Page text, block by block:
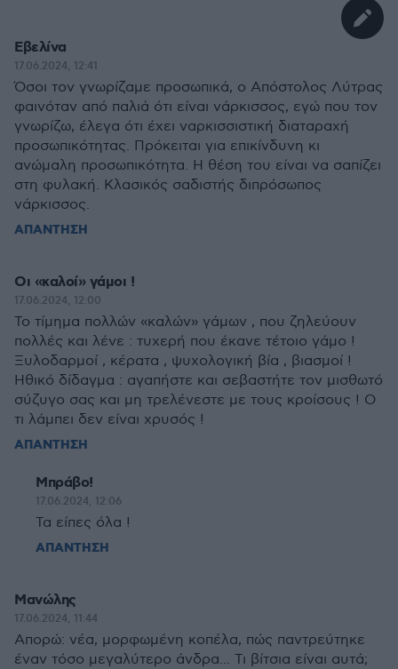
Εβελίνα
17.06.2024, 12:41
Όσοι τον γνωρίζαμε προσωπικά, ο Απόστολος Λύτρας
φαινόταν από παλιά ότι είναι νάρκισσος, εγώ που τον
γνωρίζω, έλεγα ότι έχει ναρκισσιστική διαταραχή
προσωπικότητας. Πρόκειται για επικίνδυνη κι
ανώμαλη προσωπικότητα. Η θέση του είναι να σαπίζει
στη φυλακή. Κλασικός σαδιστής διπρόσωπος
νάρκισσος.
ΑΠΑΝΤΗΣΗ
Οι «καλοί» γάμοι !
17.06.2024, 12:00
Το τίμημα πολλών «καλών» γάμων , που ζηλεύουν
πολλές και λένε : τυχερή που έκανε τέτοιο γάμο !
Ξυλοδαρμοί , κέρατα , ψυχολογική βία , βιασμοί !
Ηθικό δίδαγμα : αγαπήστε και σεβαστήτε τον μισθωτό
σύζυγο σας και μη τρελένεστε με τους κροίσους ! Ο
τι λάμπει δεν είναι χρυσός !
ΑΠΑΝΤΗΣΗ
Μπράβο!
17.06.2024, 12:06
Τα είπες όλα !
ΑΠΑΝΤΗΣΗ
Μανώλης
17.06.2024, 11:44
Απορώ: νέα, μορφωμένη κοπέλα, πώς παντρεύτηκε
έναν τόσο μεγαλύτερο άνδρα... Τι βίτσια είναι αυτά;